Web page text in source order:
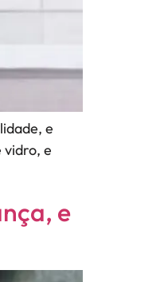
e
vidro, e
e